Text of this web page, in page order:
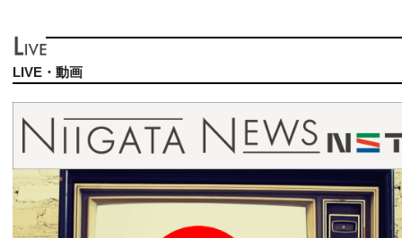
LIVE・動画